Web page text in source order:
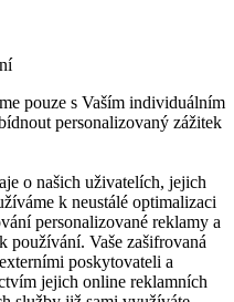
pouze s Vaším individuálním
personalizovaný zážitek
o našich uživatelích, jejich
k neustálé optimalizaci
personalizované reklamy a
používání. Vaše zašifrovaná
poskytovateli a
jejich online reklamních